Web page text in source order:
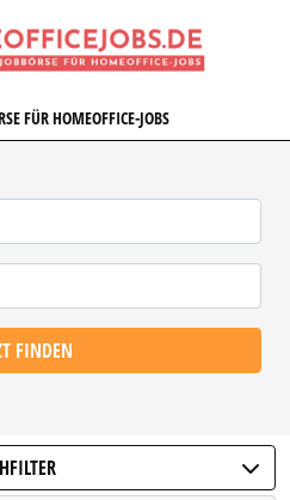
HOMEOFFICEJOBS.DE
FÜR HOMEOFFICE-JOBS
FINDEN